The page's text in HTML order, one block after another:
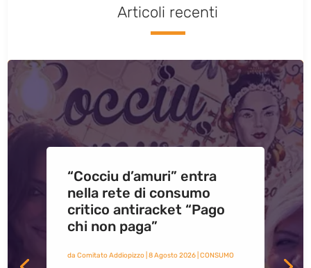
Articoli recenti
“Cocciu d’amuri” entra
nella rete di consumo
critico antiracket “Pago
chi non paga”
da Comitato Addiopizzo| 8 Agosto 2026| CONSUMO